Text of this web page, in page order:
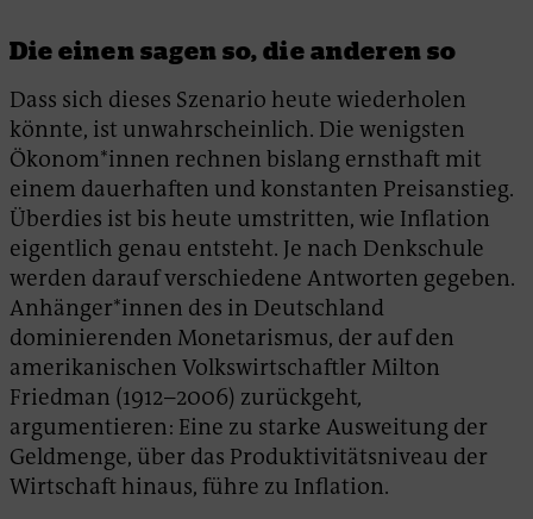
Die einen sagen so, die anderen so
Dass sich dieses Szenario heute wiederholen
könnte, ist unwahrscheinlich. Die wenigsten
Ökonom*innen rechnen bislang ernsthaft mit
einem dauerhaften und konstanten Preisanstieg.
Überdies ist bis heute umstritten, wie Inflation
eigentlich genau entsteht. Je nach Denkschule
werden darauf verschiedene Antworten gegeben.
Anhänger*innen des in Deutschland
dominierenden Monetarismus, der auf den
amerikanischen Volkswirtschaftler Milton
Friedman (1912–2006) zurückgeht,
argumentieren: Eine zu starke Ausweitung der
Geldmenge, über das Produktivitätsniveau der
Wirtschaft hinaus, führe zu Inflation.